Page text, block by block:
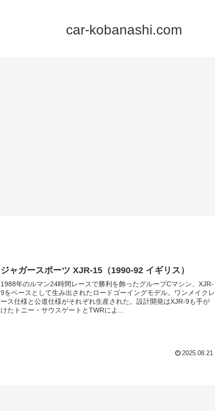
car-kobanashi.com
ジャガースポーツ XJR-15（1990-92 イギリス）
1988年のルマン24時間レースで勝利を飾ったグループCマシン、XJR-
9をベースとして生み出されたロードゴーイングモデル。ワンメイクレ
ース仕様と公道仕様がそれぞれ生産された。設計開発はXJR-9も手が
けたトニー・サウスゲートとTWRによ...
2025.08.21